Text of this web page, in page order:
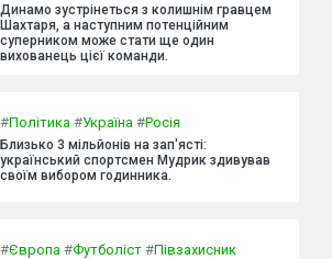
Динамо зустрінеться з колишнім гравцем
Шахтаря, а наступним потенційним
суперником може стати ще один
вихованець цієї команди.
#Політика #Україна #Росія
Близько 3 мільйонів на зап'ясті:
український спортсмен Мудрик здивував
своїм вибором годинника.
#Європа #Футболіст #Півзахисник